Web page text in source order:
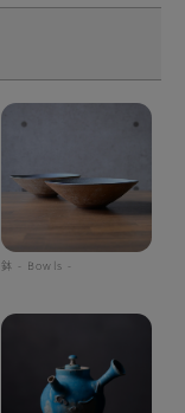
鉢 - Bowls -